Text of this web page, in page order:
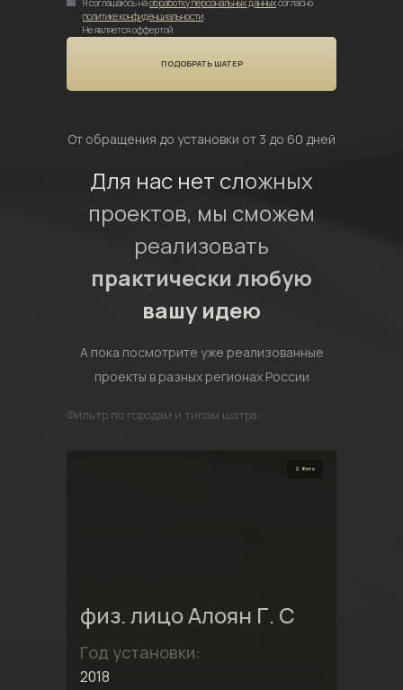
Я соглашаюсь наобработку персональных данныхсогласно
политике конфиденциальности.
Не является оффертой
ПОДОБРАТЬ ШАТЕР
От обращения до установки от 3 до 60 дней
Для нас нет сложных
проектов, мы сможем
реализовать
практически любую
вашу идею
А пока посмотрите уже реализованные
проекты в разных регионах России
Фильтр по городам и типам шатра:
2 Фото
физ. лицо Алоян Г. С
Год установки:
2018